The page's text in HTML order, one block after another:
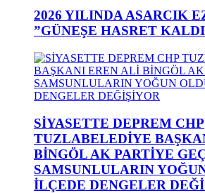
2026 YILINDA ASARCIK
”GÜNEŞE HASRET
SİYASETTE DEPREM CHP
TUZLABELEDİYE
BİNGÖL AK PARTİYE
SAMSUNLULARIN
İLÇEDE DENGELER